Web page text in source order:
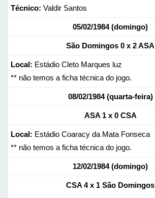
Técnico: Valdir Santos
05/02/1984 (domingo)
São Domingos 0 x 2 ASA
Local: Estádio Cleto Marques luz
** não temos a ficha técnica do jogo.
08/02/1984 (quarta-feira)
ASA 1 x 0 CSA
Local: Estádio Coaracy da Mata Fonseca
** não temos a ficha técnica do jogo.
12/02/1984 (domingo)
CSA 4 x 1 São Domingos